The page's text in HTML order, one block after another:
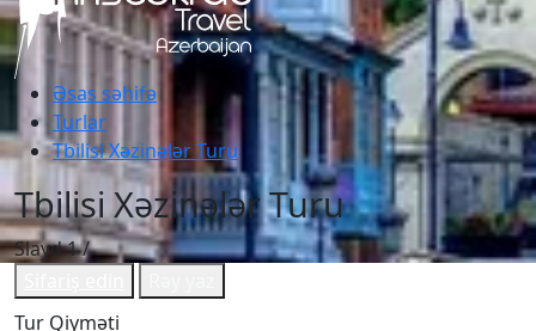
Əsas səhifə
Turlar
Tbilisi Xəzinələr Turu
Tbilisi Xəzinələr Turu
Slayd1/
Tur Qiyməti